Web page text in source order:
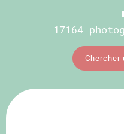
17164
Chercher